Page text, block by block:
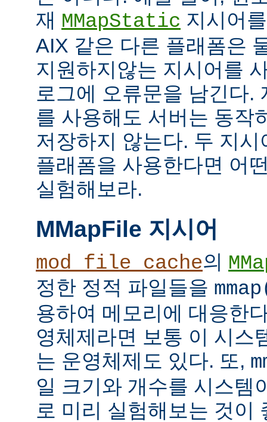
재 MMapStatic 지시어
AIX 같은 다른 플래폼은
지원하지않는 지시어를
로그에 오류문을 남긴다.
를 사용해도 서버는 동작
저장하지 않는다. 두 지
플래폼을 사용한다면 어
실험해보라.
MMapFile 지시어
mod_file_cache의
정한 정적 파일들을
용하여 메모리에 대응한
영체제라면 보통 이 시스
는 운영체제도 있다. 또,
일 크기와 개수를 시스템
로 미리 실험해보는 것이